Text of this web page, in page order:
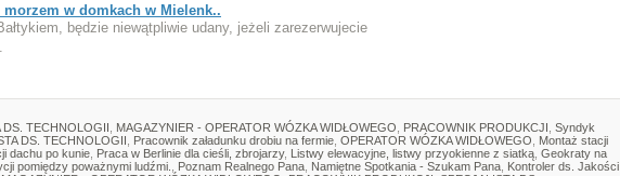
morzem w domkach w Mielenk..
będzie niewątpliwie udany, jeżeli zarezerwujecie
DS. TECHNOLOGII MAGAZYNIER - OPERATOR WÓZKA WIDŁOWEGO PRACOWNIK PRODUKCJI Syndyk
DS. TECHNOLOGII Pracownik załadunku drobiu na fermie OPERATOR WÓZKA WIDŁOWEGO
Montaż stacji
dachu po kunie Praca w Berlinie dla cieśli, zbrojarzy, Listwy elewacyjne, listwy przyokienne z siatką Geokraty na
pomiędzy poważnymi ludźmi. Poznam Realnego Pana Namiętne Spotkania - Szukam Pana Kontroler ds. Jakości